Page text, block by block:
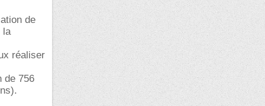
de
la
réaliser
de 756